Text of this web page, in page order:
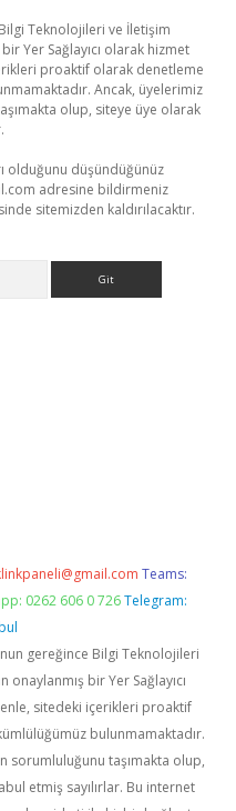
Teknolojileri ve İletişim
Yer Sağlayıcı olarak hizmet
proaktif olarak denetleme
Ancak, üyelerimiz
olup, siteye üye olarak
olduğunu düşündüğünüz
adresine bildirmeniz
sitemizden kaldırılacaktır.
Teams:
0262 606 0 726 Telegram:
gereğince Bilgi Teknolojileri
bir Yer Sağlayıcı
sitedeki içerikleri proaktif
bulunmamaktadır.
sorumluluğunu taşımakta olup,
etmiş sayılırlar. Bu internet